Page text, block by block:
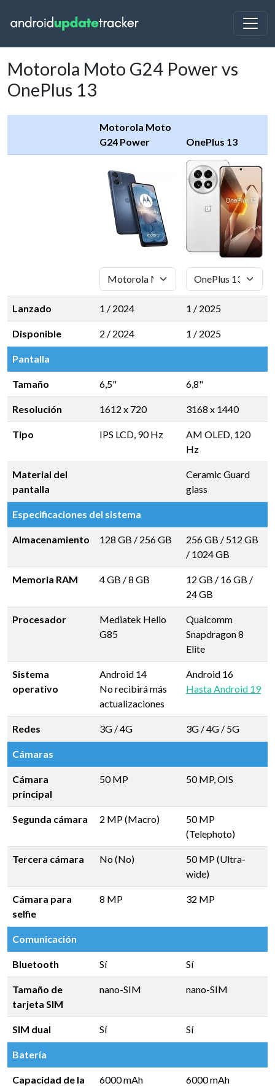
Motorola Moto G24 Power vs
OnePlus 13
Motorola Moto
G24 Power
OnePlus 13
Lanzado 1 / 2024 1 / 2025
Disponible 2 / 2024 1 / 2025
Pantalla
Tamaño 6,5" 6,8"
Resolución 1612 x 720 3168 x 1440
Tipo IPS LCD, 90 Hz
AM OLED, 120
Hz
Material del
pantalla
Ceramic Guard
glass
Especificaciones del sistema
Almacenamiento 128 GB / 256 GB 256 GB / 512 GB
/ 1024 GB
Memoria RAM 4 GB /8 GB 12 GB / 16 GB /
24 GB
Procesador
Mediatek Helio
G85
Qualcomm
Snapdragon 8
Elite
Sistema
operativo
Android 14
No recibirá más
actualizaciones
Android 16
Hasta Android 19
Redes 3G / 4G 3G / 4G / 5G
Cámaras
Cámara
principal
50 MP 50 MP, OIS
Segunda cámara 2 MP (Macro)
50 MP
(Telephoto)
Tercera cámara No (No)
50 MP (Ultra-
wide)
Cámara para
selfie
8 MP 32 MP
Comunicación
Bluetooth Sí Sí
Tamaño de
tarjeta SIM
nano-SIM nano-SIM
SIM dual Sí Sí
Batería
Capacidad de la
6000 mAh 6000 mAh